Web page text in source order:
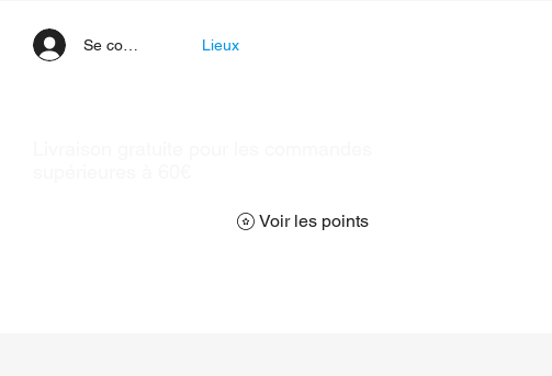
Se connecter Lieux
Voir les points